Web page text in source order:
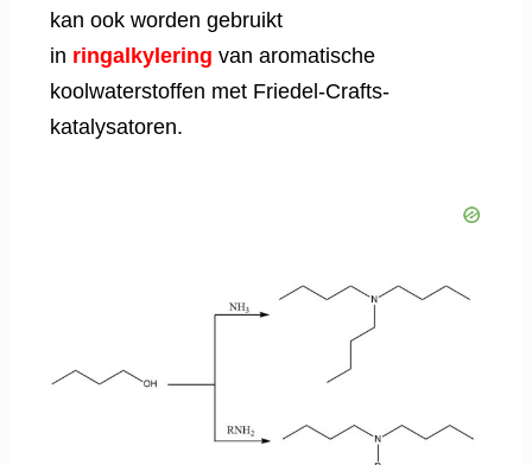
kan ook worden gebruikt
in ringalkylering van aromatische
koolwaterstoffen met Friedel-Crafts-
katalysatoren.